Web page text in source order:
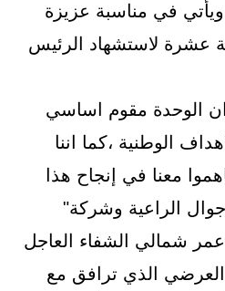
في مناسبة عزيزة
عشرة لاستشهاد الرئيس
ان الوحدة مقوم اساسي
الوطنية ،كما اننا
معنا في إنجاح هذا
الراعية وشركة"
عمر شمالي الشفاء العاجل
الذي ترافق مع